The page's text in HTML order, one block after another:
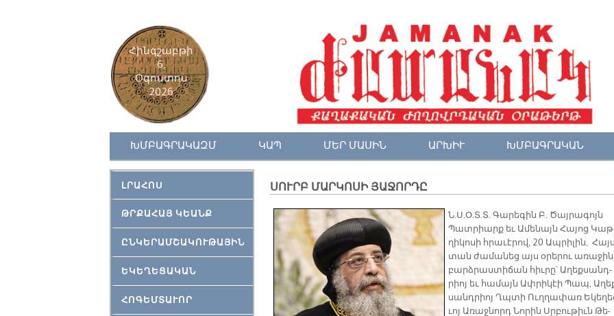
Հինգշաբթի
6,
Օգոստոս
2026
ԽՄԲԱԳՐԱԿԱԶՄ ԿԱՊ ՄԵՐ ՄԱՍԻՆ ԱՐԽԻՒ ԽՄԲԱԳՐԱԿԱՆ
ԼՐԱՀՈՍ
ԹՐՔԱՀԱՅ ԿԵԱՆՔ
ԸՆԿԵՐԱՄՇԱԿՈՒԹԱՅԻՆ
ԵԿԵՂԵՑԱԿԱՆ
ՀՈԳԵՄՏԱՒՈՐ
ՍՈՒՐԲ ՄԱՐԿՈՍԻ ՅԱՋՈՐԴԸ
Ն.Ս.Օ.Տ.Տ. Գա­րե­գին Բ. Ծայ­րա­գոյն
Պատ­րիարք եւ Ա­մե­նայն Հա­յոց
ղի­կո­սի հրա­ւէ­րով, 20 Ապ­րի­լին,
տան ժա­մա­նեց այս օ­րե­րու ա­ռա­ջին
բարձ­րաս­տի­ճան հիւ­րը՝ Ա­ղեք­սանդ­
րիոյ եւ հա­մայն Ա­փրի­կէի Պապ,
սանդ­րիոյ Ղպտի Ուղ­ղա­փառ
ւոյ Ա­ռաջ­նորդ Նո­րին Սրբու­թիւն Թե­